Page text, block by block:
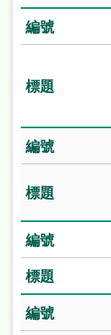
English
日
語
隱
私
及
網
站
安
全